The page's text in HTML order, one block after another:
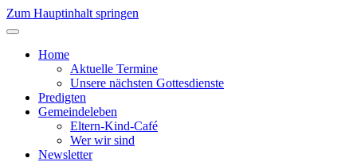
Zum Hauptinhalt springen
Home
Aktuelle Termine
Unsere nächsten Gottesdienste
Predigten
Gemeindeleben
Eltern-Kind-Café
Wer wir sind
Newsletter